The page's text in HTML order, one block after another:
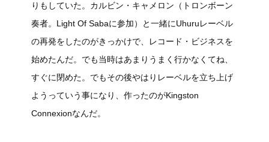
りもしていた。カルビン・キャメロン（トロンボーン
奏者。Light Of Sabaに参加）と一緒にUhuruレーベル
の再発をしたのがきっかけで、レコード・ビジネスを
始めたんだ。でも当時はあまりうまく行かなくてね、
すぐに閉めた。でもその後やはりレーベルを立ち上げ
ようっていう事になり、作ったのがKingston
Connexionなんだ。